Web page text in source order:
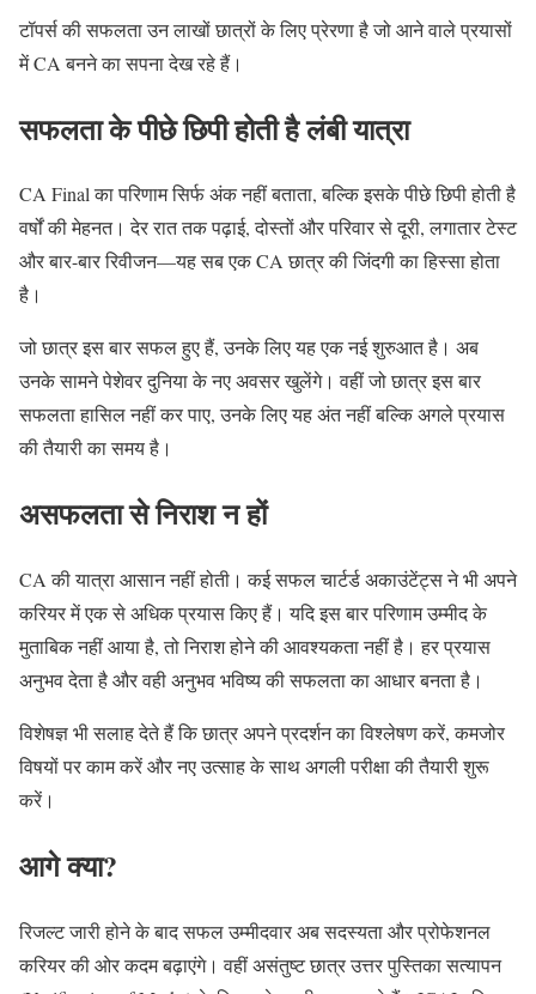
टॉपर्स की सफलता उन लाखों छात्रों के लिए प्रेरणा है जो आने वाले प्रयासों
में CA बनने का सपना देख रहे हैं।
सफलता के पीछे छिपी होती है लंबी यात्रा
CA Final का परिणाम सिर्फ अंक नहीं बताता, बल्कि इसके पीछे छिपी होती है
वर्षों की मेहनत। देर रात तक पढ़ाई, दोस्तों और परिवार से दूरी, लगातार टेस्ट
और बार-बार रिवीजन—यह सब एक CA छात्र की जिंदगी का हिस्सा होता
है।
जो छात्र इस बार सफल हुए हैं, उनके लिए यह एक नई शुरुआत है। अब
उनके सामने पेशेवर दुनिया के नए अवसर खुलेंगे। वहीं जो छात्र इस बार
सफलता हासिल नहीं कर पाए, उनके लिए यह अंत नहीं बल्कि अगले प्रयास
की तैयारी का समय है।
असफलता से निराश न हों
CA की यात्रा आसान नहीं होती। कई सफल चार्टर्ड अकाउंटेंट्स ने भी अपने
करियर में एक से अधिक प्रयास किए हैं। यदि इस बार परिणाम उम्मीद के
मुताबिक नहीं आया है, तो निराश होने की आवश्यकता नहीं है। हर प्रयास
अनुभव देता है और वही अनुभव भविष्य की सफलता का आधार बनता है।
विशेषज्ञ भी सलाह देते हैं कि छात्र अपने प्रदर्शन का विश्लेषण करें, कमजोर
विषयों पर काम करें और नए उत्साह के साथ अगली परीक्षा की तैयारी शुरू
करें।
आगे क्या?
रिजल्ट जारी होने के बाद सफल उम्मीदवार अब सदस्यता और प्रोफेशनल
करियर की ओर कदम बढ़ाएंगे। वहीं असंतुष्ट छात्र उत्तर पुस्तिका सत्यापन